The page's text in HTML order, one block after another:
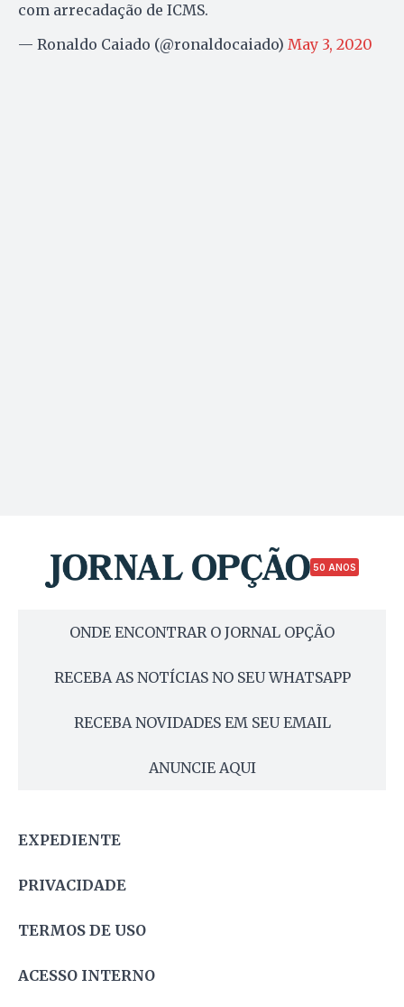
com arrecadação de ICMS.
— Ronaldo Caiado (@ronaldocaiado) May 3, 2020
50 ANOS
ONDE ENCONTRAR O JORNAL OPÇÃO
RECEBA AS NOTÍCIAS NO SEU WHATSAPP
RECEBA NOVIDADES EM SEU EMAIL
ANUNCIE AQUI
EXPEDIENTE
PRIVACIDADE
TERMOS DE USO
ACESSO INTERNO